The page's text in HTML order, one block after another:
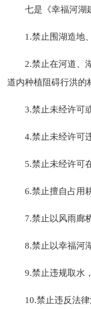
七是《幸福河湖
1.禁止围湖造地
2.禁止在河道、
道内种植阻碍行洪的
3.禁止未经许可
4.禁止未经许可
5.禁止未经许可
6.禁止擅自占用
7.禁止以风雨廊
8.禁止以幸福河
9.禁止违规取水
10.禁止违反法